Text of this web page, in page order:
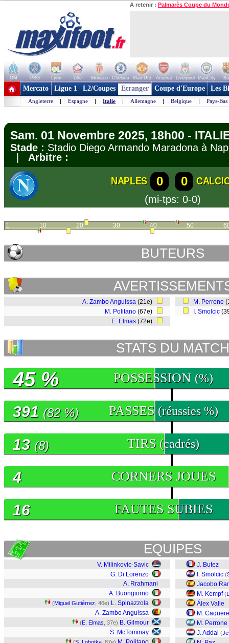
A retenir : Palmarès Coupe du
OM PSG Lyon Lille Monaco Chelsea Man Utd Arsenal Liverpool ManCity
+ de clubs
Mercato Ligue 1 L2/Coupes Etranger Coupe d'Europe Les
Angleterre | Espagne | Italie | Allemagne | Belgique | Pays-Bas
Sam. 01 Novembre 2025, 18h00 -
Stade : Stadio Diego Armando Maradona à
Arbitre :
NAPLES 0 0
(mi-tps: 0-0)
1 10 20 30 40 50
BUTEURS
A. Zambo Anguissa (21e)
M. Politano (67e)
E. Elmas (72e)
M. Perrone
I. Smolcic
STATS DU MATCH
POSSESSION (%)
45 %
PASSES (réussies %)
391 (82 %)
TIRS (cadrés)
13 (8)
CORNERS JOUES
4
FAUTES SUBIES
16
EQUIPES
V. Milinkovic-Savic
G. Di Lorenzo
A. Rrahmani
A. Buongiorno
(Miguel Gutiérrez , 46e) L. Spinazzola
A. Zambo Anguissa
(E. Elmas , 37e) B. Gilmour
S. McTominay
J. Butez
I. Smolcic (
Jacobo
M. Kempf (
Álex Valle
M.
M. Perrone
J. Addai (